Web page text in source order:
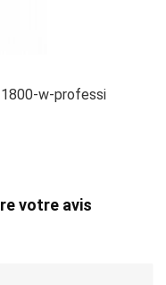
w-professi
votre avis